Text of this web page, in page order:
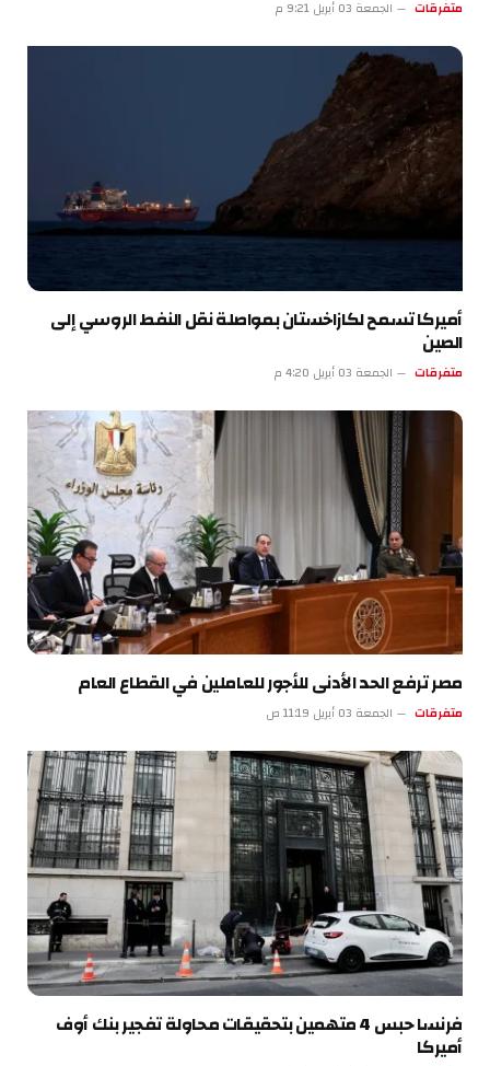
متفرقات الجمعة 03 أبريل 9:21 م
أميركا تسمح لكازاخستان بمواصلة نقل النفط الروسي إلى
الصين
متفرقات الجمعة 03 أبريل 4:20 م
مصر ترفع الحد الأدنى للأجور للعاملين في القطاع العام
متفرقات الجمعة 03 أبريل 11:19 ص
فرنسا حبس 4 متهمين بتحقيقات محاولة تفجير بنك أوف
أميركا